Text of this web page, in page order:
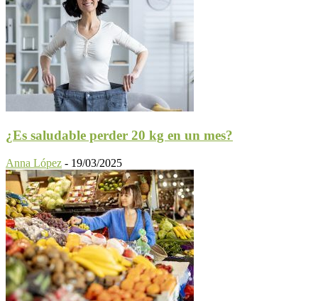
¿Es saludable perder 20 kg en un mes?
Anna López - 19/03/2025